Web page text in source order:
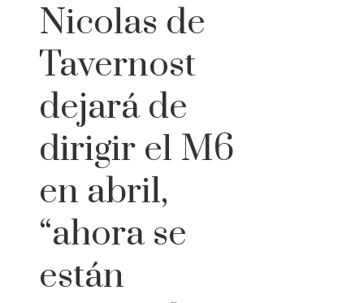
Nicolas de
Tavernost
dejará de
dirigir el M6
en abril,
“ahora se
están